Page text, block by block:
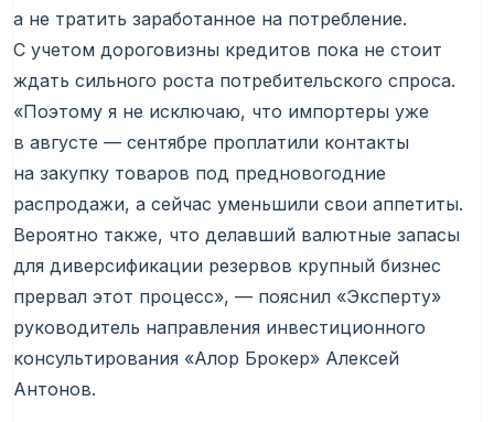
а не тратить заработанное на потребление.
С учетом дороговизны кредитов пока не стоит
ждать сильного роста потребительского спроса.
«Поэтому я не исключаю, что импортеры уже
в августе — сентябре проплатили контакты
на закупку товаров под предновогодние
распродажи, а сейчас уменьшили свои аппетиты.
Вероятно также, что делавший валютные запасы
для диверсификации резервов крупный бизнес
прервал этот процесс», — пояснил «Эксперту»
руководитель направления инвестиционного
консультирования «Алор Брокер» Алексей
Антонов.